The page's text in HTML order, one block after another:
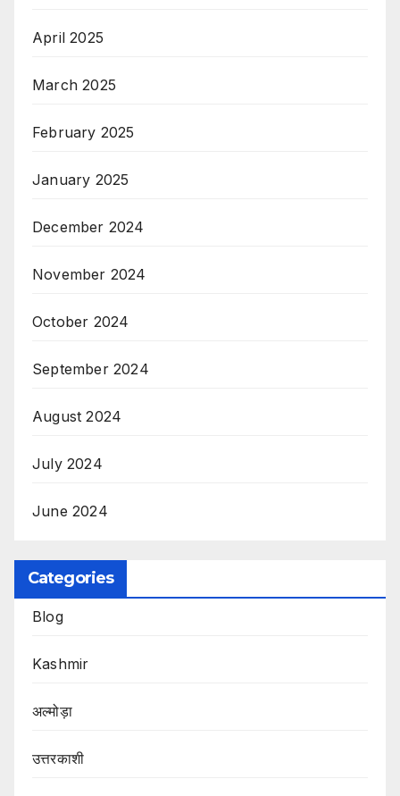
April 2025
March 2025
February 2025
January 2025
December 2024
November 2024
October 2024
September 2024
August 2024
July 2024
June 2024
Categories
Blog
Kashmir
अल्मोड़ा
उत्तरकाशी